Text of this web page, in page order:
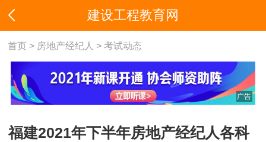
建设工程教育网
首页> 房地产经纪人 > 考试动态
广告
福建2021年下半年房地产经纪人各科